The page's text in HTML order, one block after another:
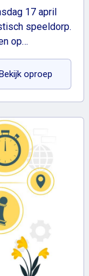
17 april
speeldorp.
op…
oproep